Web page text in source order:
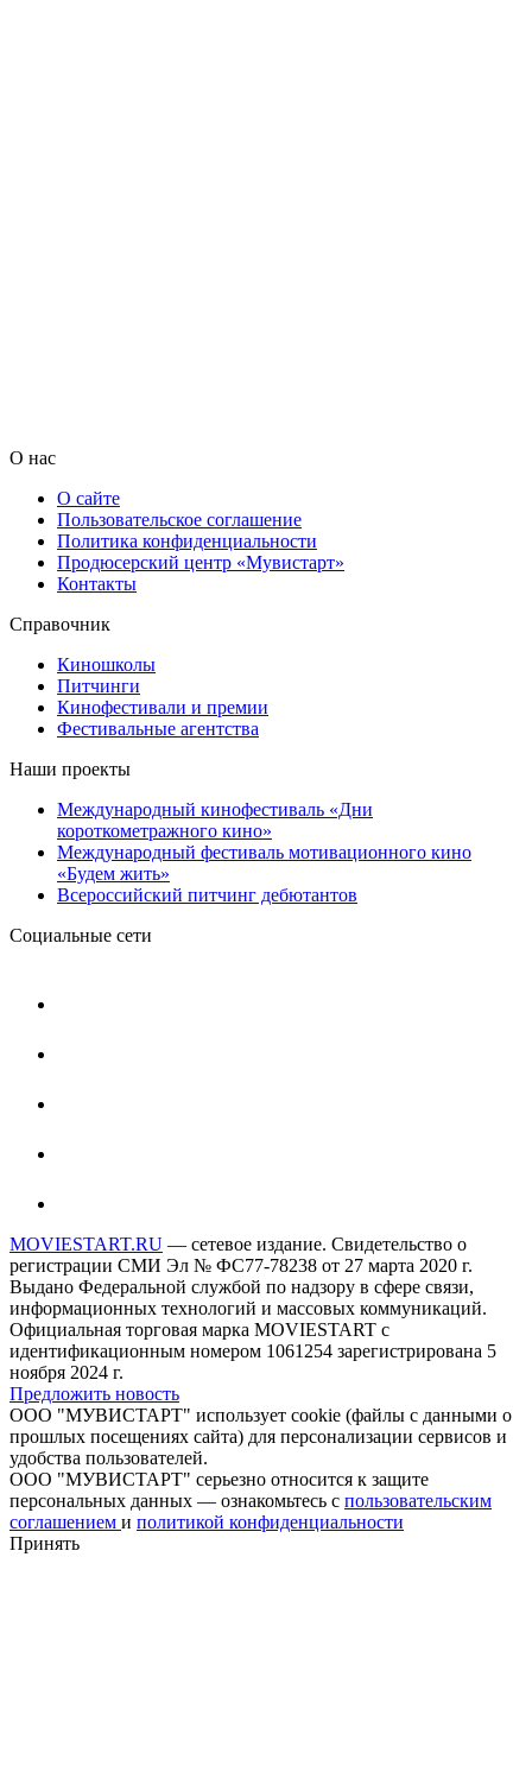
О нас
О сайте
Пользовательское соглашение
Политика конфиденциальности
Продюсерский центр «Мувистарт»
Контакты
Справочник
Киношколы
Питчинги
Кинофестивали и премии
Фестивальные агентства
Наши проекты
Международный кинофестиваль «Дни
короткометражного кино»
Международный фестиваль мотивационного кино
«Будем жить»
Всероссийский питчинг дебютантов
Социальные сети
MOVIESTART.RU — сетевое издание. Свидетельство о
регистрации СМИ Эл № ФС77-78238 от 27 марта 2020 г.
Выдано Федеральной службой по надзору в сфере связи,
информационных технологий и массовых коммуникаций.
Официальная торговая марка MOVIESTART с
идентификационным номером 1061254 зарегистрирована 5
ноября 2024 г.
Предложить новость
ООО "МУВИСТАРТ" использует cookie (файлы с данными о
прошлых посещениях сайта) для персонализации сервисов и
удобства пользователей.
ООО "МУВИСТАРТ" серьезно относится к защите
персональных данных — ознакомьтесь с пользовательским
соглашением и политикой конфиденциальности
Принять